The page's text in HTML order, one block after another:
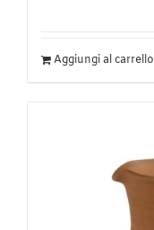
Aggiungi al carrello